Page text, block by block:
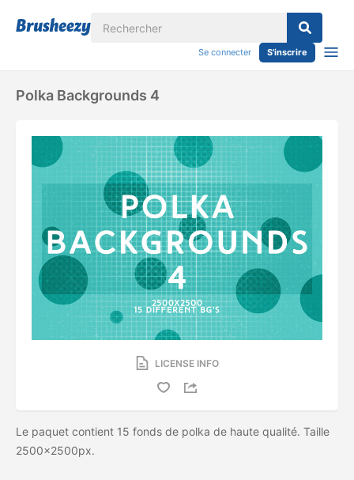
Se connecter S'inscrire
Polka Backgrounds 4
LICENSE INFO
Le paquet contient 15 fonds de polka de haute qualité. Taille
2500x2500px.